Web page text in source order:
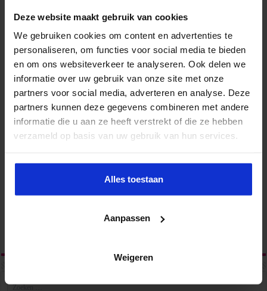
Deze website maakt gebruik van cookies
We gebruiken cookies om content en advertenties te
personaliseren, om functies voor social media te bieden
en om ons websiteverkeer te analyseren. Ook delen we
informatie over uw gebruik van onze site met onze
partners voor social media, adverteren en analyse. Deze
partners kunnen deze gegevens combineren met andere
informatie die u aan ze heeft verstrekt of die ze hebben
verzameld op basis van uw gebruik van hun services.
Alles toestaan
Aanpassen
Weigeren
Twijfeltaal in de lift Sandra: Gaat het nog door vanavond?
jij zegt in principe… kan ik niet. Marjon: Nee, ik bedoel dat ik niet
kan vanavond. Sandra: Oké, dat is duidelijk. Twijfeltaal zaait vaak